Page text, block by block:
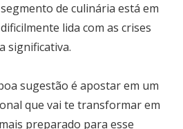
de culinária está em
lida com as crises
significativa.
sugestão é apostar em um
que vai te transformar em
preparado para esse